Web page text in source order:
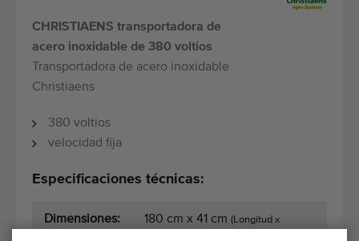
CHRISTIAENS transportadora de
acero inoxidable de 380 voltios
Transportadora de acero inoxidable
Christiaens
380 voltios
velocidad fija
Especificaciones técnicas:
Dimensiones: 180 cm x 41 cm (Longitud x